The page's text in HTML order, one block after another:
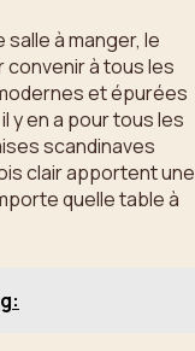
salle à manger, le
à tous les
et épurées
y en a pour tous les
scandinaves
clair apportent une
quelle table à